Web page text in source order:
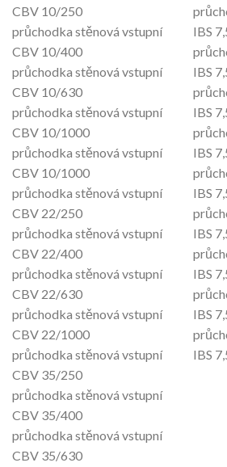
CBV 10/250
průchodka stěnová vstupní
CBV 10/400
průchodka stěnová vstupní
CBV 10/630
průchodka stěnová vstupní
CBV 10/1000
průchodka stěnová vstupní
CBV 10/1000
průchodka stěnová vstupní
CBV 22/250
průchodka stěnová vstupní
CBV 22/400
průchodka stěnová vstupní
CBV 22/630
průchodka stěnová vstupní
CBV 22/1000
průchodka stěnová vstupní
CBV 35/250
průchodka stěnová vstupní
CBV 35/400
průchodka stěnová vstupní
CBV 35/630
IBS
IBS
IBS
IBS
IBS
IBS
IBS
IBS
IBS